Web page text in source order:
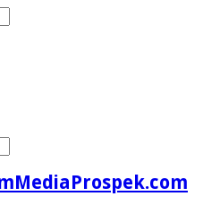
MediaProspek.com